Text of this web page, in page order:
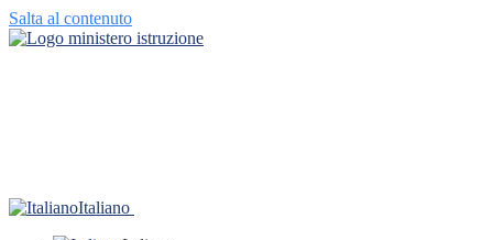
Salta al contenuto
Italiano